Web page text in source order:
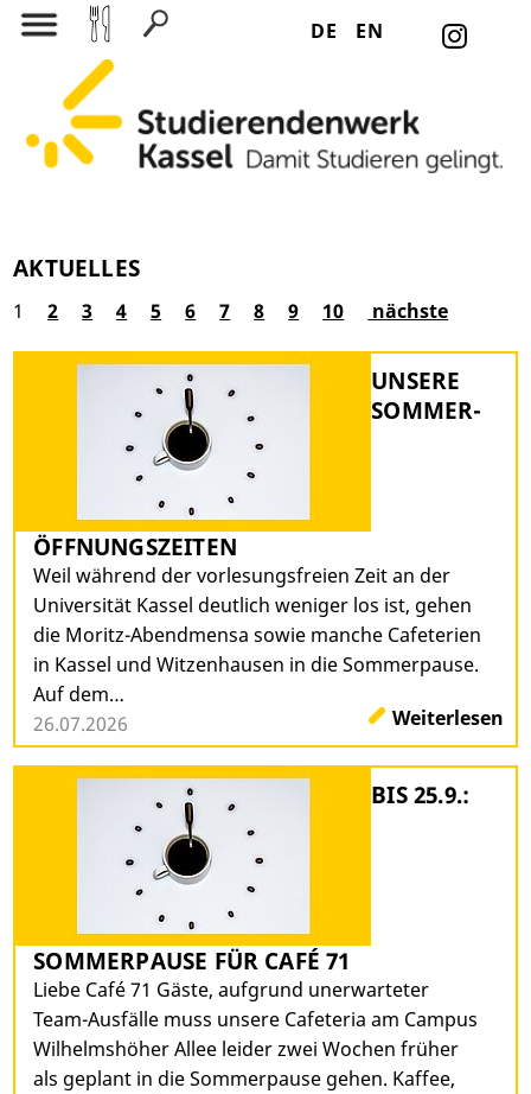
DE EN
Suchen nach:
AKTUELLES
1 2 3 4 5 6 7 8 9 10 nächste
UNSERE
SOMMER-
ÖFFNUNGSZEITEN
Weil während der vorlesungsfreien Zeit an der
Universität Kassel deutlich weniger los ist, gehen
die Moritz-Abendmensa sowie manche Cafeterien
in Kassel und Witzenhausen in die Sommerpause.
Auf dem…
Weiterlesen
26.07.2026
BIS 25.9.:
SOMMERPAUSE FÜR CAFÉ 71
Liebe Café 71 Gäste, aufgrund unerwarteter
Team-Ausfälle muss unsere Cafeteria am Campus
Wilhelmshöher Allee leider zwei Wochen früher
als geplant in die Sommerpause gehen. Kaffee,